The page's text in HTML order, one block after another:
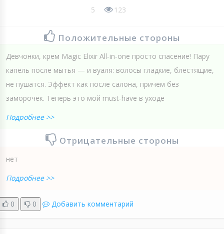
5
123
Положительные стороны
Девчонки, крем Magiс Elixir All‑in‑one просто спасение! Пару
капель после мытья — и вуаля: волосы гладкие, блестящие,
не пушатся. Эффект как после салона, причём без
заморочек. Теперь это мой must‑have в уходе
Подробнее >>
Отрицательные стороны
нет
Подробнее >>
0 0 Добавить комментарий